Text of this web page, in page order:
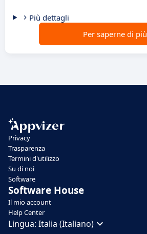
Più dettagli
Per saperne di più
Privacy
Trasparenza
Termini d'utilizzo
Su di noi
Software
Software House
Il mio account
Help Center
Lingua: Italia (Italiano)